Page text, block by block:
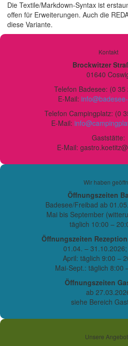
Die Textile/Markdown-Syntax ist
offen für Erweiterungen. Auch die
diese Variante.
Kontakt
Brockwitzer
01640
Telefon Badesee: (0 35
E-Mail:
Telefon Campingplatz: (0
E-Mail:
Gaststätte:
E-Mail:
Wir haben
Öffnungszeiten
Badesee/Freibad ab
Mai bis September
täglich 10:00 –
Öffnungszeiten
01.04. –
April: täglich 9:00 –
Mai-Sept.: täglich 8:00
Öffnungszeiten
ab
siehe Bereich
Unsere